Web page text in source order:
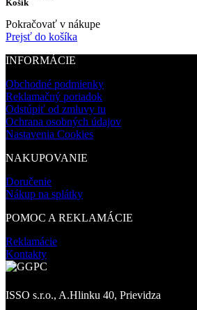
Pokračovať v nákupe
Prejsť do košíka
INFORMÁCIE
Obchodné podmienky
Reklamačný poriadok
Odstúpiť od zmluvy tu
Ochrana osobných údajov
Nastavenia Cookies
NAKUPOVANIE
Doručenie
Nákup na splátky
POMOC A REKLAMÁCIE
Reklamácie
Kontakty
ISSO s.r.o., A.Hlinku 40, Prievidza